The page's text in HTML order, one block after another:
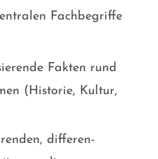
Fachbegriffe
Fakten rund
(Historie, Kultur,
differen­